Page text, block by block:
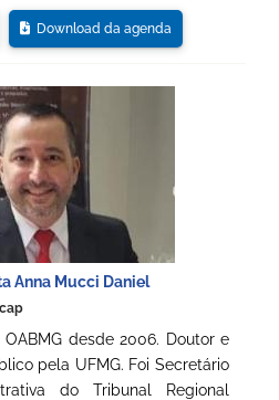
Download da agenda
Anna Mucci Daniel
desde 2006. Doutor e
pela UFMG. Foi Secretário
do Tribunal Regional